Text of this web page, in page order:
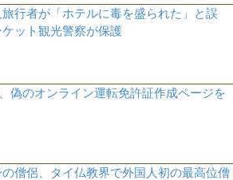
旅行者が「ホテルに毒を盛られた」と誤
ット観光警察が保護
偽のオンライン運転免許証作成ページを
僧侶、タイ仏教界で外国人初の最高位僧